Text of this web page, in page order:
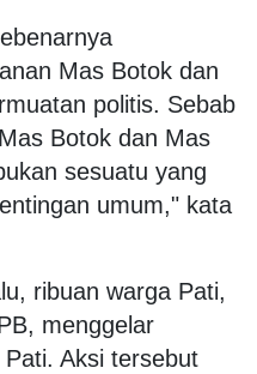
Mas Botok dan
politis. Sebab
Botok dan Mas
sesuatu yang
umum," kata
ribuan warga Pati,
menggelar
Aksi tersebut